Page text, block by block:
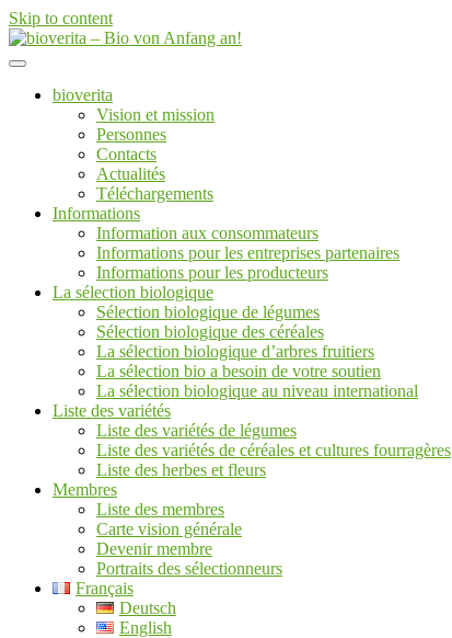
Skip to content
bioverita – Bio von Anfang an!
bioverita
Vision et mission
Personnes
Contacts
Actualités
Téléchargements
Informations
Information aux consommateurs
Informations pour les entreprises partenaires
Informations pour les producteurs
La sélection biologique
Sélection biologique de légumes
Sélection biologique des céréales
La sélection biologique d’arbres fruitiers
La sélection bio a besoin de votre soutien
La sélection biologique au niveau international
Liste des variétés
Liste des variétés de légumes
Liste des variétés de céréales et cultures fourragères
Liste des herbes et fleurs
Membres
Liste des membres
Carte vision générale
Devenir membre
Portraits des sélectionneurs
Français
Deutsch
English